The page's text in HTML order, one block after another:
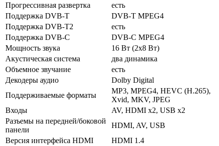
Прогрессивная развертка
есть
Поддержка DVB-T
DVB-T MPEG4
Поддержка DVB-T2
есть
Поддержка DVB-C
DVB-C MPEG4
Мощность звука
16 Вт (2х8 Вт)
Акустическая система
два динамика
Объемное звучание
есть
Декодеры аудио
Dolby Digital
Поддерживаемые форматы
MP3, MPEG4, HEVC (H.265),
Xvid, MKV, JPEG
Входы
AV, HDMI x2, USB x2
Разъемы на передней/боковой
панели
HDMI, AV, USB
Версия интерфейса HDMI
HDMI 1.4